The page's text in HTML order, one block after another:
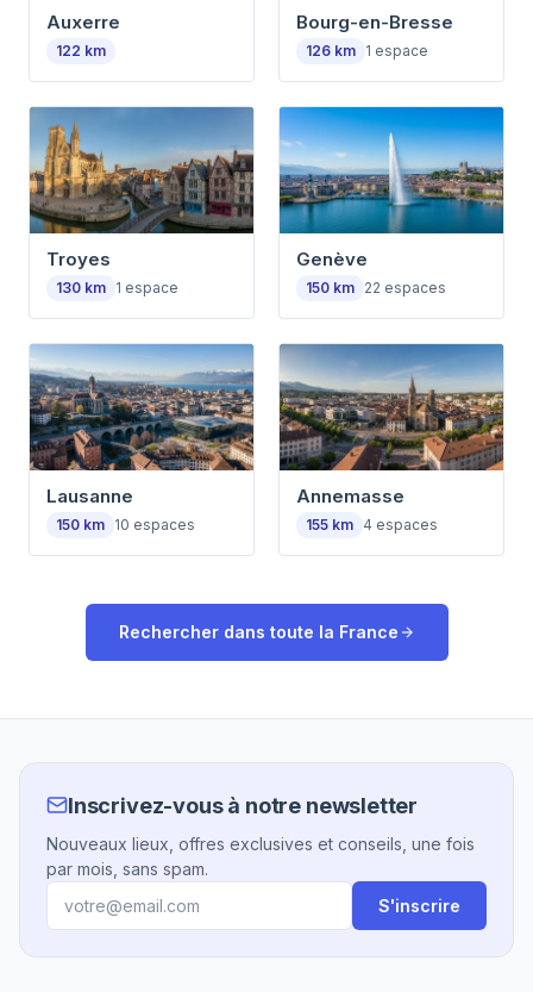
Auxerre
122 km
Bourg-en-Bresse
126 km 1 espace
Troyes
130 km 1 espace
Genève
150 km 22 espaces
Lausanne
150 km 10 espaces
Annemasse
155 km 4 espaces
Rechercher dans toute la France
Inscrivez-vous à notre newsletter
Nouveaux lieux, offres exclusives et conseils, une fois
par mois, sans spam.
S'inscrire